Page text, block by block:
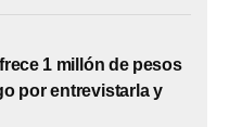
1 millón de pesos
por entrevistarla y